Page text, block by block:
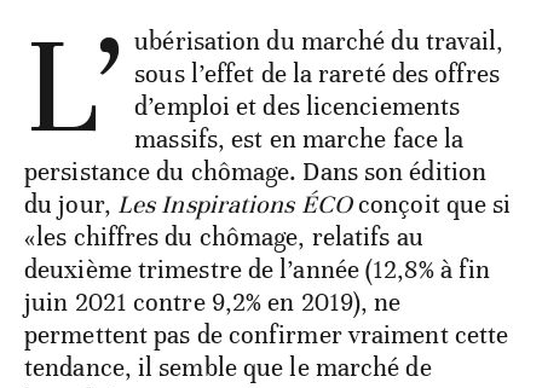
L’ ubérisation du marché du travail,
sous l’effet de la rareté des offres
d’emploi et des licenciements
massifs, est en marche face la
persistance du chômage. Dans son édition
du jour, Les Inspirations ÉCOconçoit que si
«les chiffres du chômage, relatifs au
deuxième trimestre de l’année (12,8% à fin
juin 2021 contre 9,2% en 2019), ne
permettent pas de confirmer vraiment cette
tendance, il semble que le marché de